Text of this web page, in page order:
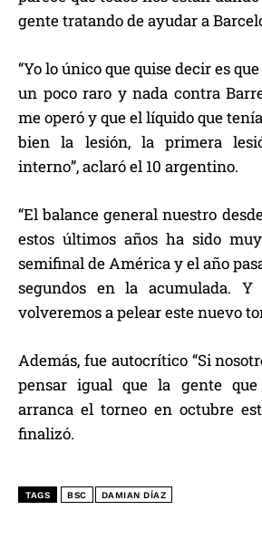
gente tratando de ayudar a
“Yo lo único que quise decir es
un poco raro y nada contra
me operó y que el líquido que
bien la lesión, la primera
interno”, aclaró el 10 argentino.
“El balance general nuestro
estos últimos años ha sido
semifinal de América y el año
segundos en la acumulada. Y
volveremos a pelear este nuevo
Además, fue autocrítico “Si
pensar igual que la gente
arranca el torneo en octubre
finalizó.
TAGS BSC DAMIAN DÍAZ